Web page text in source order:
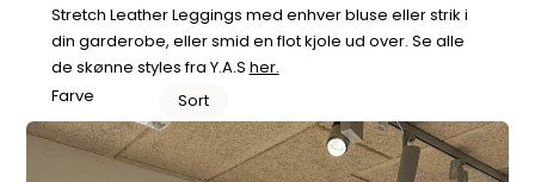
Stretch Leather Leggings med enhver bluse eller strik i
din garderobe, eller smid en flot kjole ud over. Se alle
de skønne styles fra Y.A.S her.
Farve
Sort